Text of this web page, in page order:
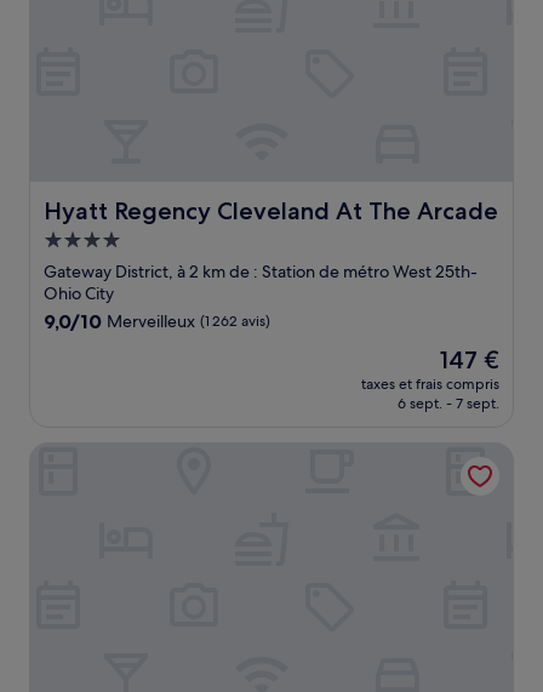
Hyatt Regency Cleveland At The Arcade
Hyatt Regency Cleveland At The Arcade
Hébergement
4.0 étoiles
Gateway District, à 2 km de : Station de métro West 25th-
Ohio City
9.0
9,0/10 Merveilleux (1 262 avis)
Le
nouveau
prix
de
147 €
147 €
taxes et frais compris
6 sept. - 7 sept.